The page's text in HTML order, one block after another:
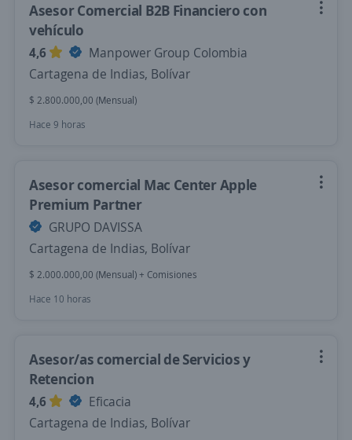
Asesor Comercial B2B Financiero con
vehículo
4,6
Manpower Group Colombia
Cartagena de Indias, Bolívar
$ 2.800.000,00 (Mensual)
Hace 9 horas
Asesor comercial Mac Center Apple
Premium Partner
GRUPO DAVISSA
Cartagena de Indias, Bolívar
$ 2.000.000,00 (Mensual) + Comisiones
Hace 10 horas
Asesor/as comercial de Servicios y
Retencion
4,6
Eficacia
Cartagena de Indias, Bolívar